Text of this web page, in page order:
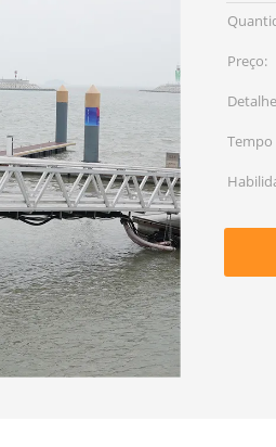
mínima:
Preço:
Tempo